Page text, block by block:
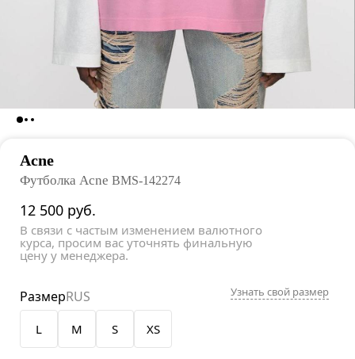
Acne
Футболка Acne BMS-142274
12 500 руб.
В связи с частым изменением валютного
курса, просим вас уточнять финальную
цену у менеджера.
L M S XS
РазмерRUS Узнать свой размер